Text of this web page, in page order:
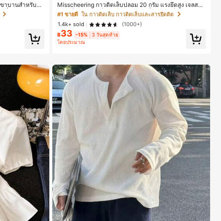
าบานสำหรับผู้ห
ที่ยวทะเล วันหยุ
ในชีวิตประจำ
Misscheering กาวติดเล็บปลอม 20 กรัม แรงยึดสูง เจลสติก
เกอร์เล็บนุ่ม แห้งเร็ว เหมาะสำหรับผู้เริ่มต้นทำเล็บ ติดทนนา
น
#1 ขายดี ใน กาวติดเล็บ กาวติดเล็บและสารยึดติด
1.4k+ sold
(1000+)
฿33 -15%
3 วันสุดท้าย
โดยประมาณ